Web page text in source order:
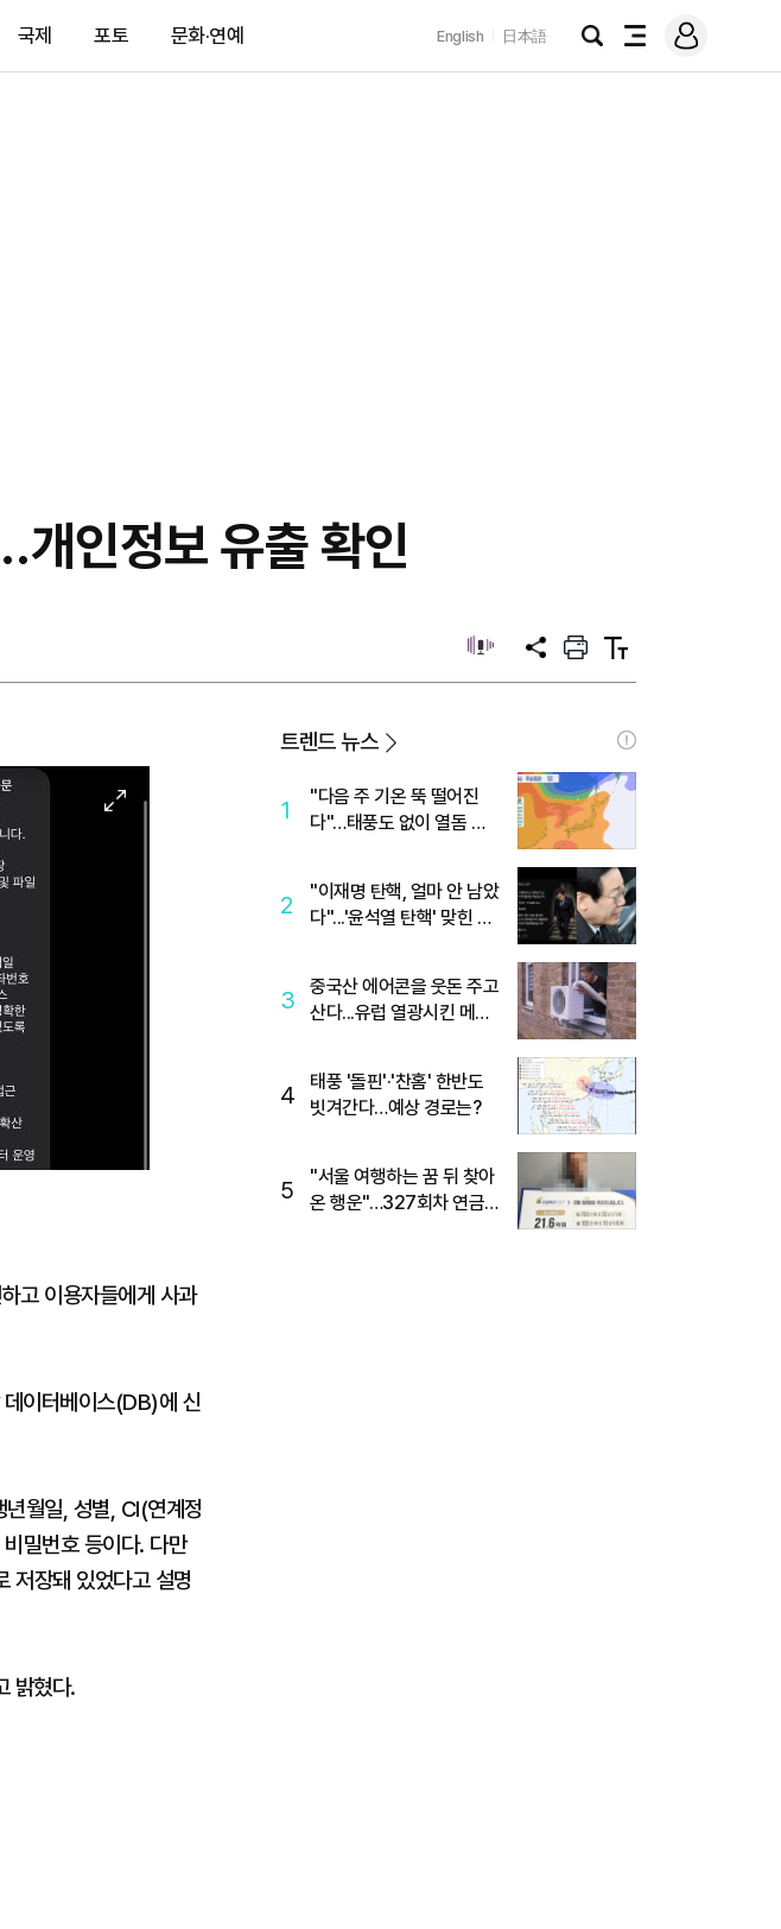
국제 포토 문화·연예 English 日本語
검
전
메
그
인정보 유출 확인
공
프
트
텍
트
고 이용자들에게 사과
이터베이스(DB)에 신
월일, 성별, CI(연계정
밀번호 등이다. 다만
저장돼 있었다고 설명
밝혔다.
트렌드 뉴스
1
"다음 주 기온 뚝 떨어진
다"…태풍도 없이 열돔 박
2
"이재명 탄핵, 얼마 안 남았
다"...'윤석열 탄핵' 맞힌 무
3
중국산 에어콘을 웃돈 주고
산다...유럽 열광시킨 메이
4
태풍 '돌핀'·'찬홈' 한반도
빗겨간다…예상 경로는?
5
"서울 여행하는 꿈 뒤 찾아
온 행운"…327회차 연금